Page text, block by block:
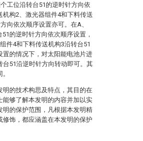
工位沿转台51的逆时针方向依
机构2、激光器组件4和下料传送
向依次顺序设置亦可。在A、
的逆时针方向依次顺序设置，
件4和下料传送机构3沿转台51
置的情况下，对太阳能电池片进
台51沿逆时针方向转动即可。其
明的技术构思及特点，其目的在
能够了解本发明的内容并加以实
明的保护范围，凡根据本发明精
饰，都应涵盖在本发明的保护